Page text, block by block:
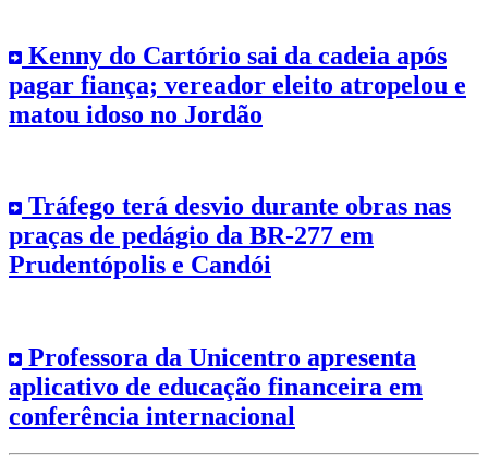
Kenny do Cartório sai da cadeia após
pagar fiança; vereador eleito atropelou e
matou idoso no Jordão
Tráfego terá desvio durante obras nas
praças de pedágio da BR-277 em
Prudentópolis e Candói
Professora da Unicentro apresenta
aplicativo de educação financeira em
conferência internacional